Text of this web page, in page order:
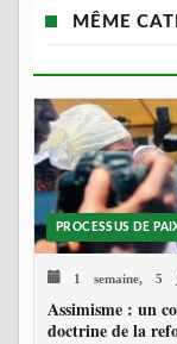
MÊME
PROCESSUS DE
1 semaine, 5
Assimisme : un
doctrine de la